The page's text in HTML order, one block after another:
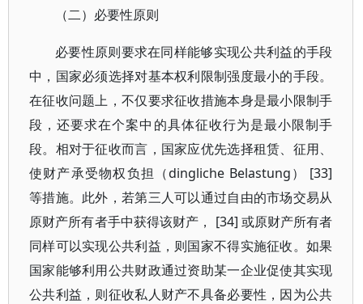
（二）必要性原则
必要性原则要求在同样能够实现公共利益的手段
中，国家必须选择对基本权利限制强度最小的手段。
在征收问题上，不仅要求征收措施本身是最小限制手
段，还要求在个案中的具体征收行为是最小限制手
段。相对于征收而言，国家应优先选择租赁、征用、
使财产承受物权负担（dingliche Belastung） [33]
等措施。此外，若第三人可以通过自由的市场交易从
原财产所有者手中获得该财产， [34] 或原财产所有者
同样可以实现公共利益，则国家不得实施征收。如果
国家能够利用公共财政通过资助某一企业促使其实现
公共利益，则征收私人财产不具备必要性，因为公共